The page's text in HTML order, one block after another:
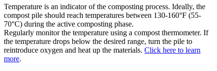
Temperature is an indicator of the composting process. Ideally, the
compost pile should reach temperatures between 130-160°F (55-
70°C) during the active composting phase.
Regularly monitor the temperature using a compost thermometer. If
the temperature drops below the desired range, turn the pile to
reintroduce oxygen and heat up the materials. Click here to learn
more.